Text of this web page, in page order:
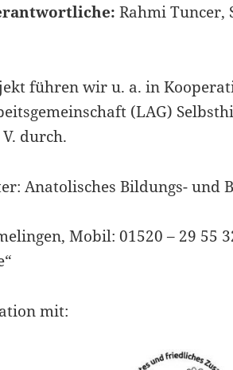
Rahmi Tuncer,
führen wir u. a. in
(LAG)
durch.
Anatolisches Bildungs- und
Mobil: 01520 – 29 55
mit: